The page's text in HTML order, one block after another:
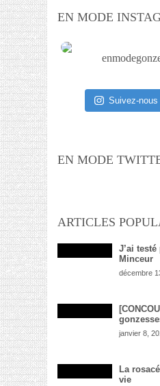
EN MODE
Suivez-
EN MODE
ARTICLES
J’ai
Minceur
décembre
janvier 8,
La
vie